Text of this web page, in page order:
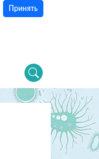
Принять